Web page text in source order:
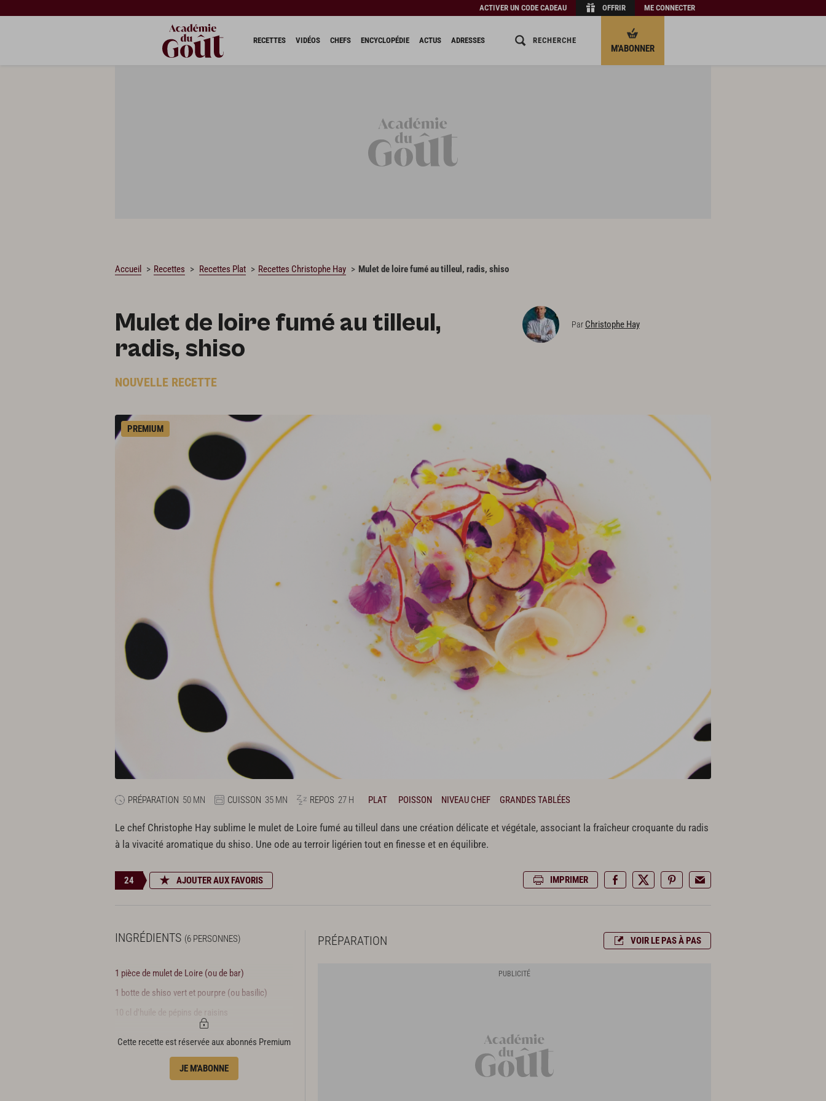
ACTIVER UN CODE CADEAU OFFRIR ME CONNECTER
RECETTES VIDÉOS CHEFS ENCYCLOPÉDIE ACTUS ADRESSES RECHERCHE
M'ABONNER
Accueil Recettes Recettes Plat Recettes Christophe Hay Mulet de loire fumé au tilleul, radis, shiso
Mulet de loire fumé au tilleul,
radis, shiso
NOUVELLE RECETTE
Par Christophe Hay
PREMIUM
PRÉPARATION 50 MN CUISSON 35 MN REPOS 27 H PLAT POISSON NIVEAU CHEF GRANDES TABLÉES
Le chef Christophe Hay sublime le mulet de Loire fumé au tilleul dans une création délicate et végétale, associant la fraîcheur croquante du radis
à la vivacité aromatique du shiso. Une ode au terroir ligérien tout en finesse et en équilibre.
24 AJOUTER AUX FAVORIS IMPRIMER
INGRÉDIENTS (6 PERSONNES)
1 pièce de mulet de Loire (ou de bar)
1 botte de shiso vert et pourpre (ou basilic)
10 cl d'huile de pépins de raisins
Aigre-douce
30 g de sucre semoule
Cette recette est réservée aux abonnés Premium
JE M'ABONNE
PRÉPARATION VOIR LE PAS À PAS
CHARGEMENT…